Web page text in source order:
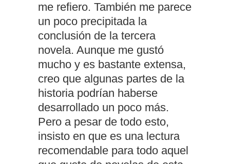
me refiero. También me parece
un poco precipitada la
conclusión de la tercera
novela. Aunque me gustó
mucho y es bastante extensa,
creo que algunas partes de la
historia podrían haberse
desarrollado un poco más.
Pero a pesar de todo esto,
insisto en que es una lectura
recomendable para todo aquel